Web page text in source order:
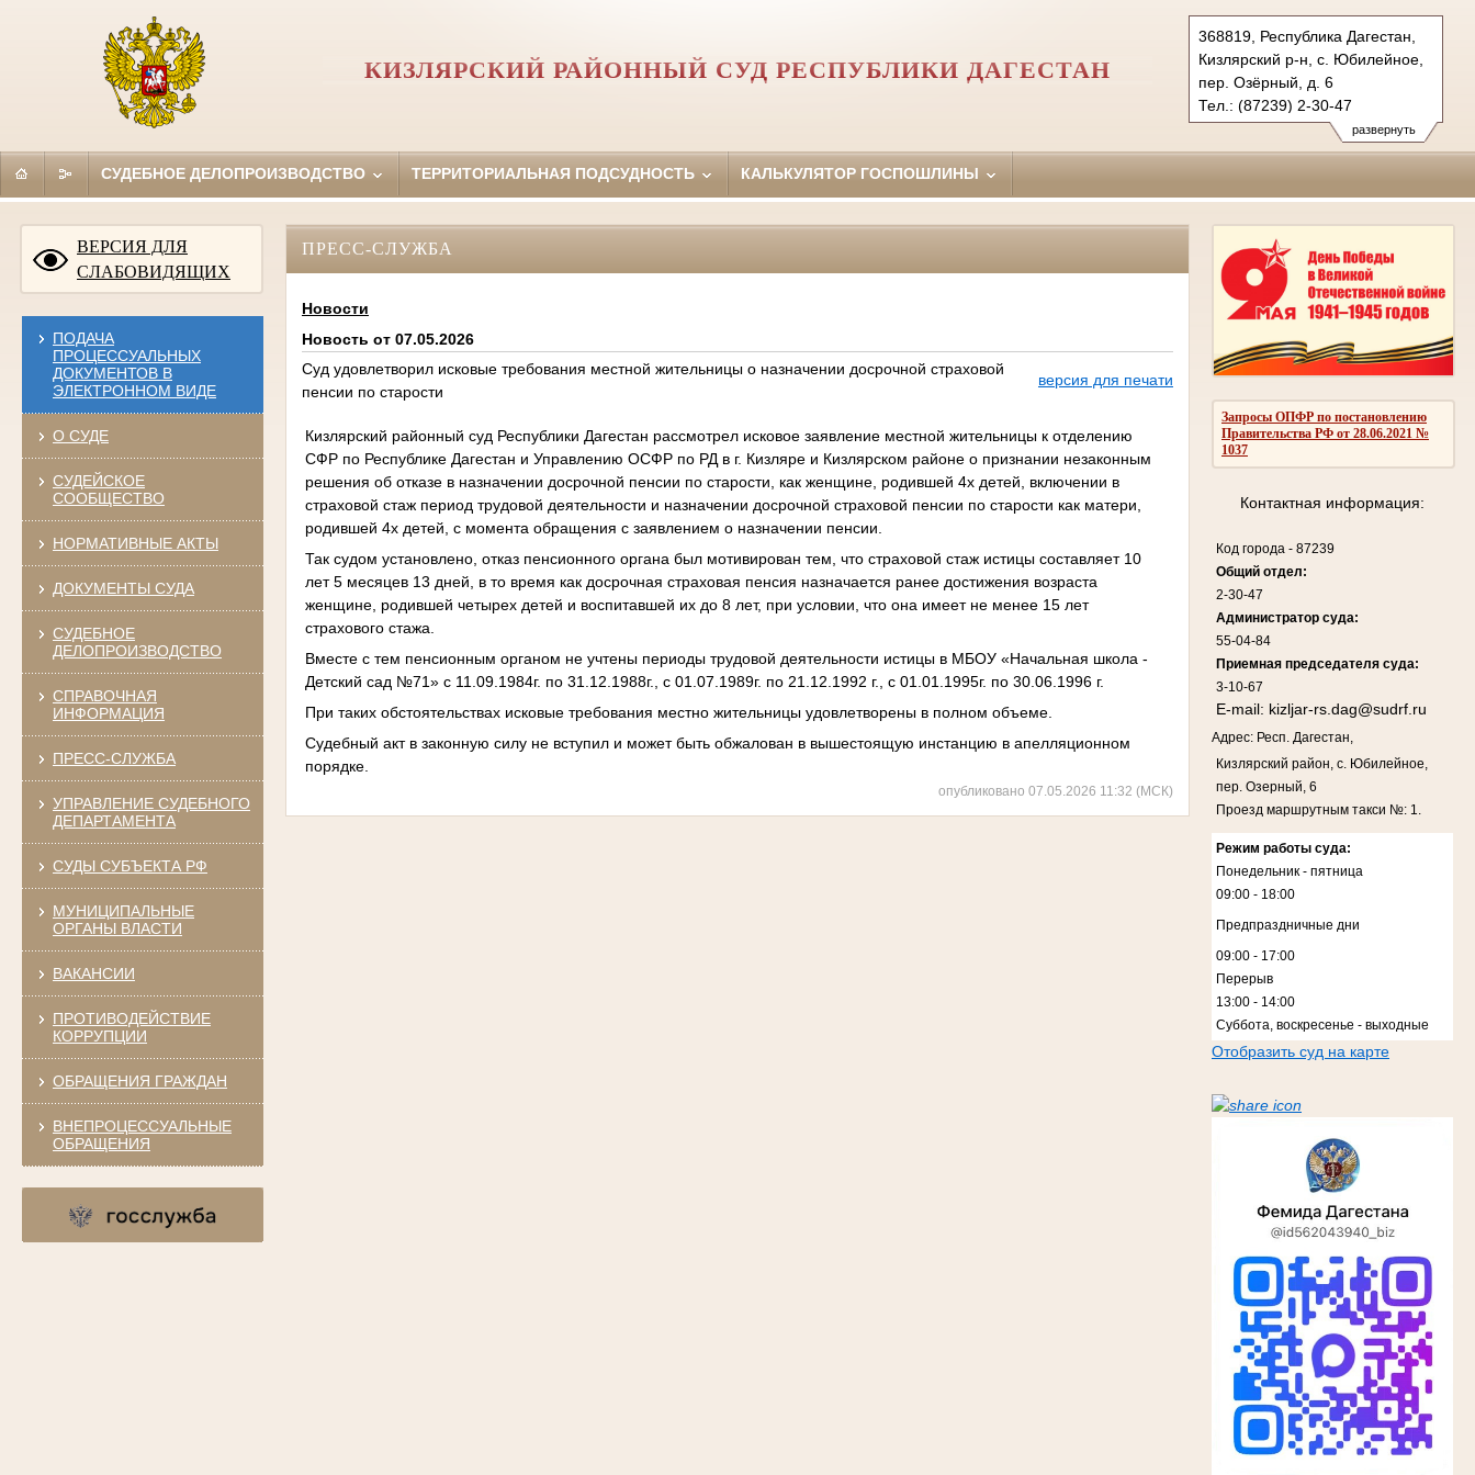
развернуть
368819, Республика Дагестан,
Кизлярский р-н, с. Юбилейное,
пер. Озёрный, д. 6
Тел.: (87239) 2-30-47
kizljar-rs.dag@sudrf.ru
КИЗЛЯРСКИЙ РАЙОННЫЙ СУД РЕСПУБЛИКИ ДАГЕСТАН
СУДЕБНОЕ ДЕЛОПРОИЗВОДСТВО ТЕРРИТОРИАЛЬНАЯ ПОДСУДНОСТЬ КАЛЬКУЛЯТОР ГОСПОШЛИНЫ
ВЕРСИЯ ДЛЯ
СЛАБОВИДЯЩИХ
ПОДАЧА
ПРОЦЕССУАЛЬНЫХ
ДОКУМЕНТОВ В
ЭЛЕКТРОННОМ ВИДЕ
О СУДЕ
СУДЕЙСКОЕ
СООБЩЕСТВО
НОРМАТИВНЫЕ АКТЫ
ДОКУМЕНТЫ СУДА
СУДЕБНОЕ
ДЕЛОПРОИЗВОДСТВО
СПРАВОЧНАЯ
ИНФОРМАЦИЯ
ПРЕСС-СЛУЖБА
УПРАВЛЕНИЕ СУДЕБНОГО
ДЕПАРТАМЕНТА
СУДЫ СУБЪЕКТА РФ
МУНИЦИПАЛЬНЫЕ
ОРГАНЫ ВЛАСТИ
ВАКАНСИИ
ПРОТИВОДЕЙСТВИЕ
КОРРУПЦИИ
ОБРАЩЕНИЯ ГРАЖДАН
ВНЕПРОЦЕССУАЛЬНЫЕ
ОБРАЩЕНИЯ
Запросы ОПФР по постановлению
Правительства РФ от 28.06.2021 №
1037
Контактная информация:
Код города- 87239
Общий отдел:
2-30-47
Администратор суда:
55-04-84
Приемная председателя суда:
3-10-67
E-mail: kizljar-rs.dag@sudrf.ru
Адрес: Респ. Дагестан,
Кизлярский район, с. Юбилейное,
пер. Озерный, 6
Проезд маршрутным такси №: 1.
Режим работы суда:
Понедельник - пятница
09:00 - 18:00
Предпраздничные дни
09:00 - 17:00
Перерыв
13:00 - 14:00
Суббота, воскресенье - выходные
Отобразить суд на карте
ПРЕСС-СЛУЖБА
Новости
Новость от 07.05.2026
Суд удовлетворил исковые требования местной жительницы о назначении досрочной страховой
пенсии по старости
версия для печати
Кизлярский районный суд Республики Дагестан рассмотрел исковое заявление местной жительницы к отделению
СФР по Республике Дагестан и Управлению ОСФР по РД в г. Кизляре и Кизлярском районе о признании незаконным
решения об отказе в назначении досрочной пенсии по старости, как женщине, родившей 4х детей, включении в
страховой стаж период трудовой деятельности и назначении досрочной страховой пенсии по старости как матери,
родившей 4х детей, с момента обращения с заявлением о назначении пенсии.
Так судом установлено, отказ пенсионного органа был мотивирован тем, что страховой стаж истицы составляет 10
лет 5 месяцев 13 дней, в то время как досрочная страховая пенсия назначается ранее достижения возраста
женщине, родившей четырех детей и воспитавшей их до 8 лет, при условии, что она имеет не менее 15 лет
страхового стажа.
Вместе с тем пенсионным органом не учтены периоды трудовой деятельности истицы в МБОУ «Начальная школа -
Детский сад №71» с 11.09.1984г. по 31.12.1988г., с 01.07.1989г. по 21.12.1992 г., с 01.01.1995г. по 30.06.1996 г.
При таких обстоятельствах исковые требования местно жительницы удовлетворены в полном объеме.
Судебный акт в законную силу не вступил и может быть обжалован в вышестоящую инстанцию в апелляционном
порядке.
опубликовано 07.05.2026 11:32 (МСК)